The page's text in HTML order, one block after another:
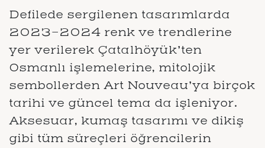
Defilede sergilenen tasarımlarda
2023-2024 renk ve trendlerine
yer verilerek Çatalhöyük’ten
Osmanlı işlemelerine, mitolojik
sembollerden Art Nouveau’ya birçok
tarihi ve güncel tema da işleniyor.
Aksesuar, kumaş tasarımı ve dikiş
gibi tüm süreçleri öğrencilerin